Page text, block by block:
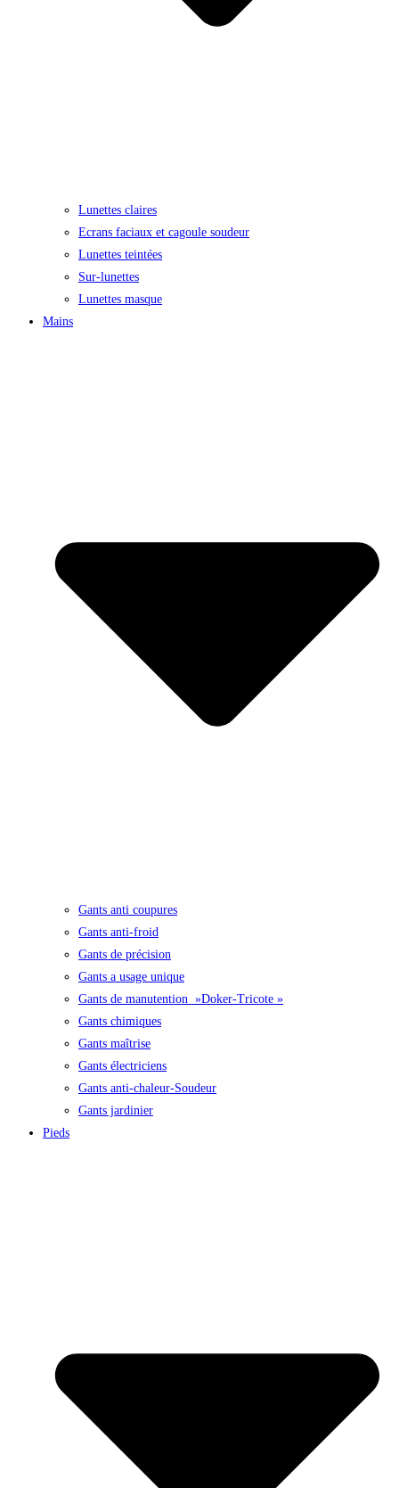
Lunettes claires
Ecrans faciaux et cagoule soudeur
Lunettes teintées
Sur-lunettes
Lunettes masque
Mains
Gants anti coupures
Gants anti-froid
Gants de précision
Gants a usage unique
Gants de manutention »Doker-Tricote »
Gants chimiques
Gants maîtrise
Gants électriciens
Gants anti-chaleur-Soudeur
Gants jardinier
Pieds